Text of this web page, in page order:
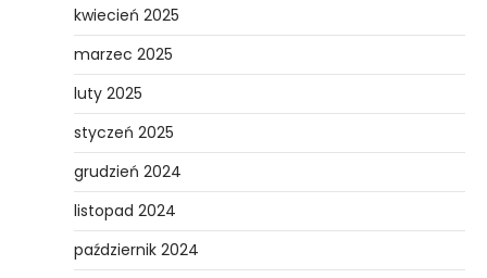
kwiecień 2025
marzec 2025
luty 2025
styczeń 2025
grudzień 2024
listopad 2024
październik 2024